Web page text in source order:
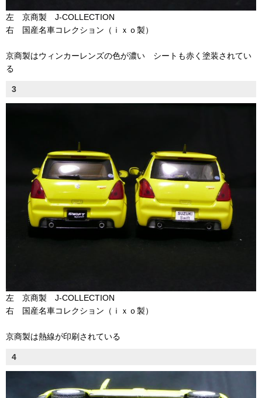
左 京商製 J-COLLECTION
右 国産名車コレクション（ｉｘｏ製）
京商製はウィンカーレンズの色が濃い シートも赤く塗装されてい
る
3
左 京商製 J-COLLECTION
右 国産名車コレクション（ｉｘｏ製）
京商製は熱線が印刷されている
4